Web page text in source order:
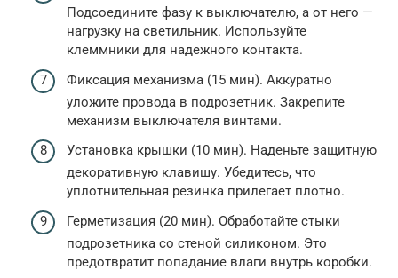
Подсоедините фазу к выключателю, а от него —
нагрузку на светильник. Используйте
клеммники для надежного контакта.
Фиксация механизма (15 мин). Аккуратно
уложите провода в подрозетник. Закрепите
механизм выключателя винтами.
Установка крышки (10 мин). Наденьте защитную
декоративную клавишу. Убедитесь, что
уплотнительная резинка прилегает плотно.
Герметизация (20 мин). Обработайте стыки
подрозетника со стеной силиконом. Это
предотвратит попадание влаги внутрь коробки.